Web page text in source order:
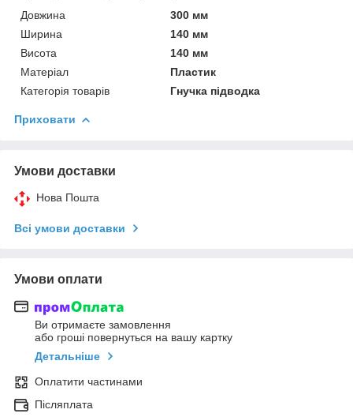
Довжина
300 мм
Ширина
140 мм
Висота
140 мм
Матеріал
Пластик
Категорія товарів
Гнучка підводка
Приховати
Умови доставки
Нова Пошта
Всі умови доставки
Умови оплати
Ви отримаєте замовлення
або гроші повернуться на вашу картку
Детальніше
Оплатити частинами
Післяплата